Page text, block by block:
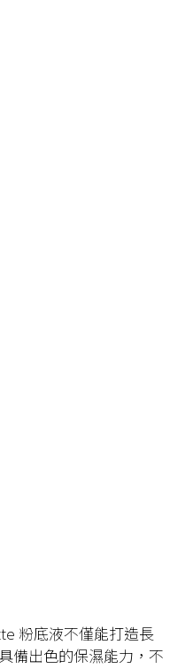
粉底液不僅能打造長
備出色的保濕能力，不